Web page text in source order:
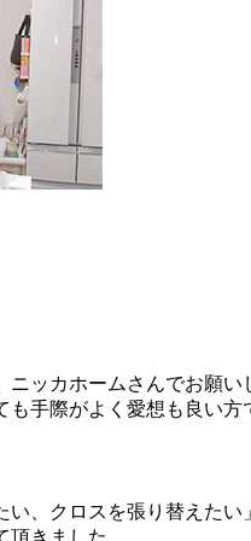
ッカホームさんでお願い
手際がよく愛想も良い方
い、クロスを張り替えた
きました。